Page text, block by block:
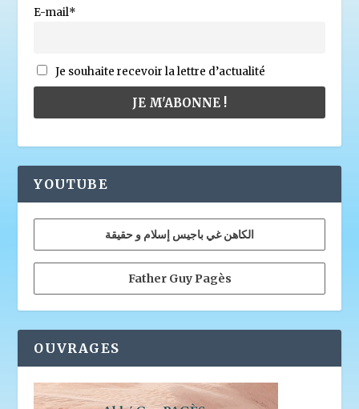
E-mail*
Je souhaite recevoir la lettre d’actualité
YOUTUBE
الكاهن غي باجيس إسلام و حقيقة
Father Guy Pagès
OUVRAGES